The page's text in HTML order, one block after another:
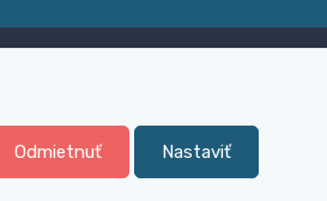
sortiment, z ktorého Vám
vybrať
Odmietnuť Nastaviť